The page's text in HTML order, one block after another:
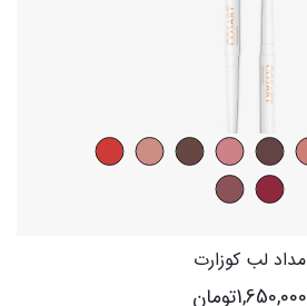
مداد لب کوزارت
1,650,000تومان